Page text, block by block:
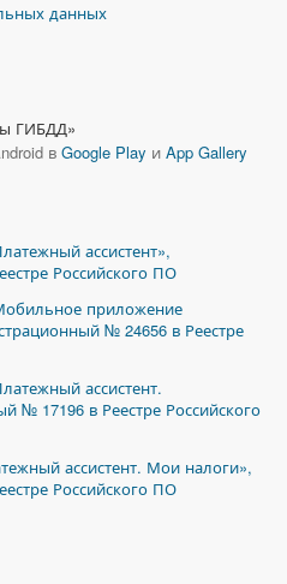
данных
ГИБДД»
в Google Play и App Gallery
ассистент»,
Российского ПО
приложение
№ 24656 в Реестре
ассистент.
№ 17196 в Реестре Российского
ассистент. Мои налоги»,
Российского ПО